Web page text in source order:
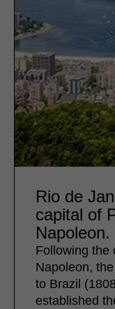
Rio de
capital of
Napoleon.
Following the
Napoleon,
to Brazil
established